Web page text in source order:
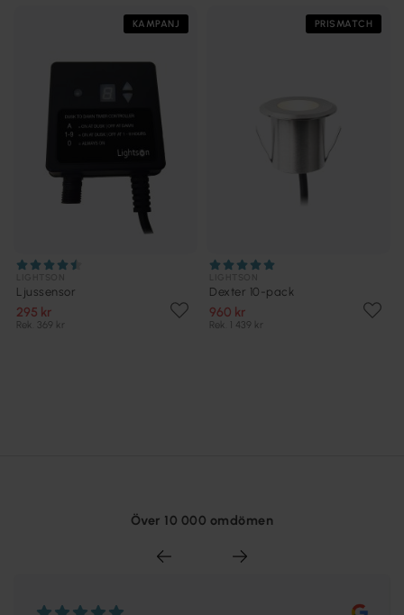
KAMPANJ
Ljussensor
295 kr
Rek. 369 kr
PRISMATCH
Dexter 10-pack
960 kr
Rek. 1 439 kr
Över 10 000 omdömen